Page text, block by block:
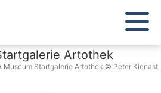
Museum Startgalerie Artothek © Peter Kienast